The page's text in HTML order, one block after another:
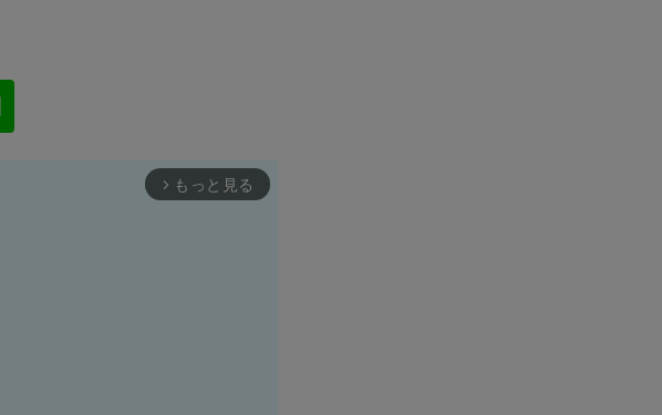
arrow_forward_ios もっと見る